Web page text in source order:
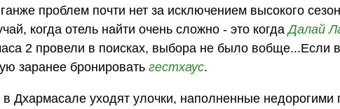
проблем почти нет за исключением высокого
когда отель найти очень сложно - это когдаДалай
2 провели в поисках, выбора не было вобще...Если
заранее бронироватьгестхаус.
Дхармасале уходят улочки, наполненные недорогими